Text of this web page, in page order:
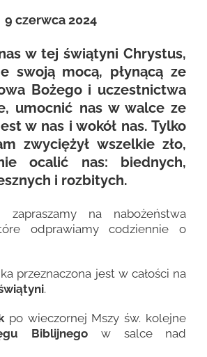
9 czerwca 2024
w tej świątyni Chrystus,
swoją mocą, płynącą ze
Bożego i uczestnictwa
umocnić nas w walce ze
w nas i wokół nas. Tylko
zwyciężył wszelkie zło,
ocalić nas: biednych,
i rozbitych.
zapraszamy na nabożeństwa
odprawiamy codziennie o
przeznaczona jest w całości na
.
po wieczornej Mszy św. kolejne
Biblijnego w salce nad